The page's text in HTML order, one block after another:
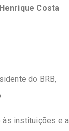
Costa
do BRB,
às instituições e a